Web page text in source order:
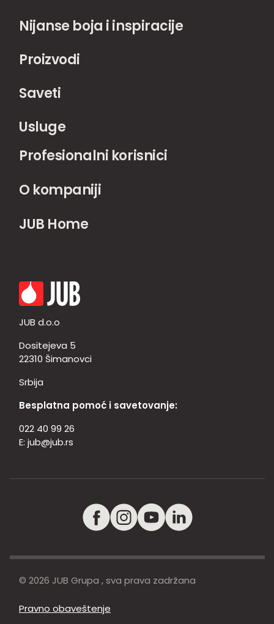
Nijanse boja i inspiracije
Proizvodi
Saveti
Usluge
Profesionalni korisnici
O kompaniji
JUB Home
JUB d.o.o
Dositejeva 5
22310 Šimanovci
Srbija
Besplatna pomoć i savetovanje:
022 40 99 26
E: jub@jub.rs
© 2026 JUB Grupa , sva prava zadržana
Pravno obaveštenje